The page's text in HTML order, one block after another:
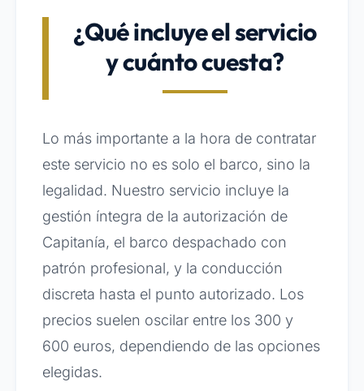
¿Qué incluye el servicio
y cuánto cuesta?
Lo más importante a la hora de contratar
este servicio no es solo el barco, sino la
legalidad. Nuestro servicio incluye la
gestión íntegra de la autorización de
Capitanía, el barco despachado con
patrón profesional, y la conducción
discreta hasta el punto autorizado. Los
precios suelen oscilar entre los 300 y
600 euros, dependiendo de las opciones
elegidas.